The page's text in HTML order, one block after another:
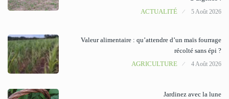
ACTUALITÉ
5 Août 2026
Valeur alimentaire : qu’attendre d’un maïs fourrage
récolté sans épi ?
AGRICULTURE
4 Août 2026
Jardinez avec la lune